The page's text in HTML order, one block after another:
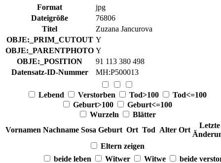
Format
jpg
Dateigröße
76806
Titel
Zuzana Jancurova
OBJE:_PRIM_CUTOUT Y
OBJE:_PARENTPHOTO Y
OBJE:_POSITION
91 113 380 498
Datensatz-ID-Nummer
MH:P500013
Lebend Verstorben Tod>100
Tod<=100
Geburt>100
Geburt<=100
Wurzeln
Blätter
Vornamen Nachname Sosa Geburt Ort Tod Alter Ort
Letzte
Eltern zeigen
beide leben
Witwer Witwe
beide